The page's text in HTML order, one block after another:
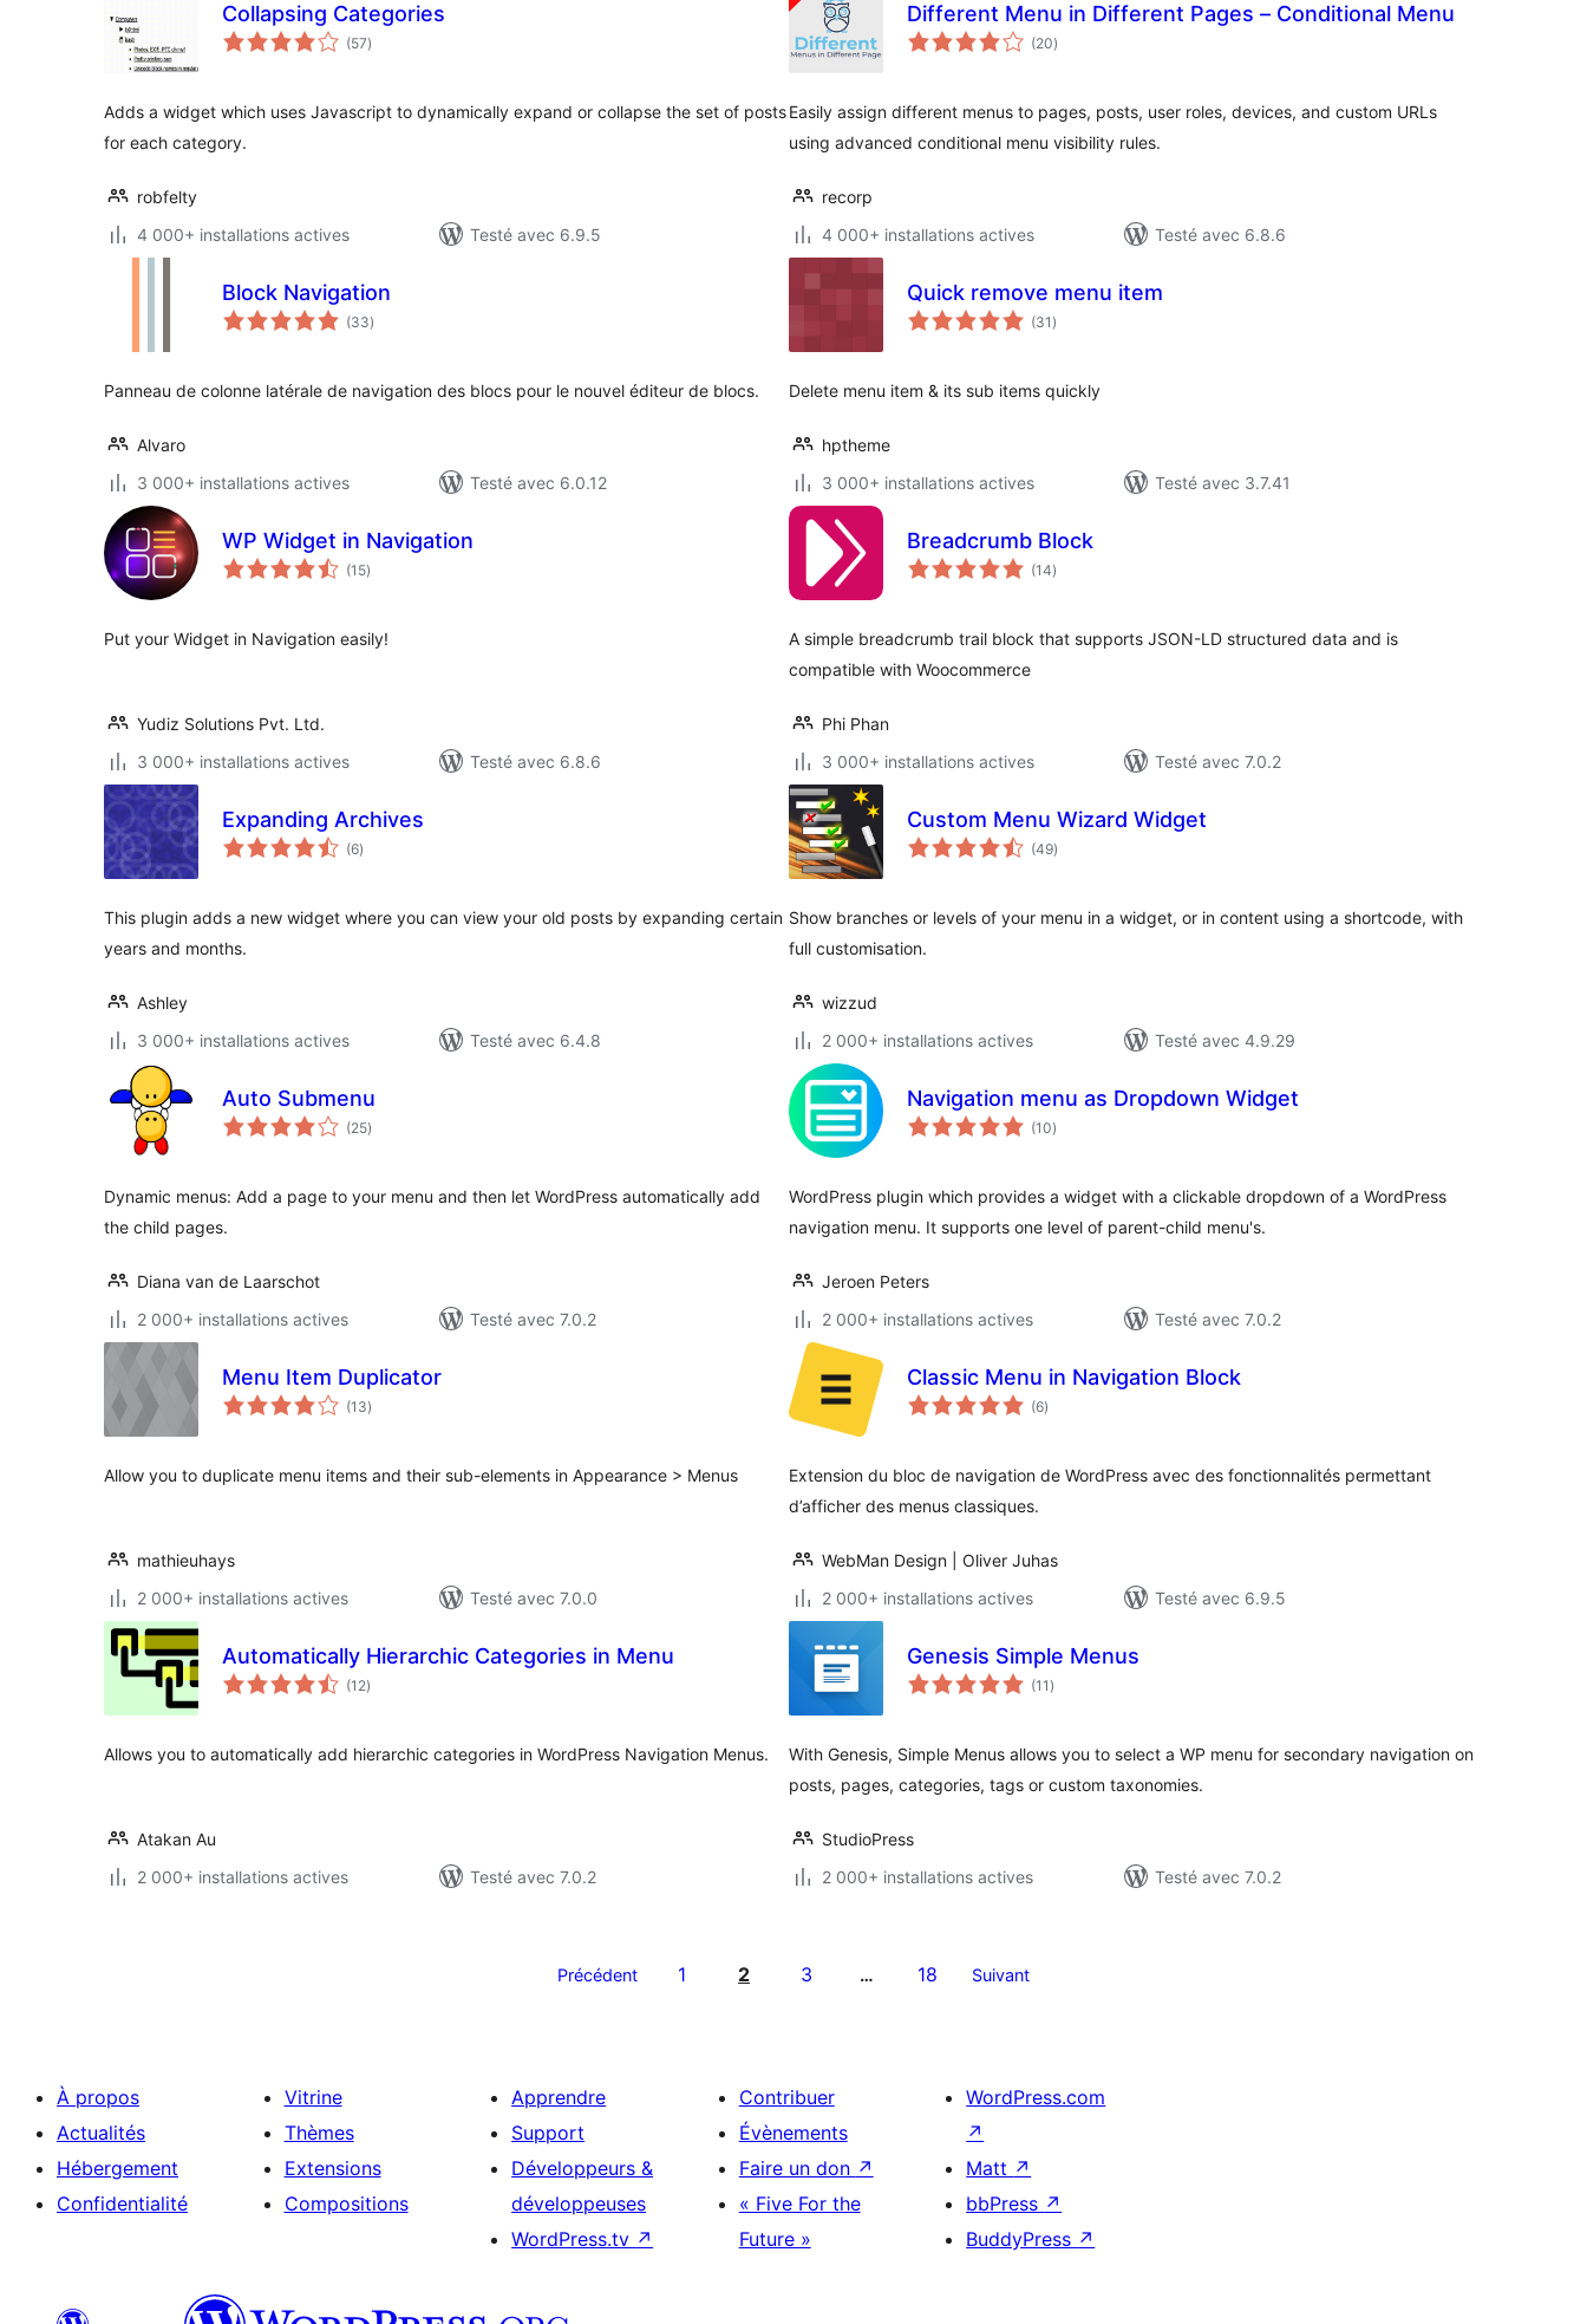
Collapsing Categories
(57notes
en
)
Adds a widget which uses Javascript to dynamically expand or collapse the set of posts
for each category.
robfelty
4 000+ installations actives
Testé avec 6.9.5
Different Menu in Different Pages – Conditional Menu
(20notes
en
)
Easily assign different menus to pages, posts, user roles, devices, and custom URLs
using advanced conditional menu visibility rules.
recorp
4 000+ installations actives
Testé avec 6.8.6
Block Navigation
(33notes
en
)
Panneau de colonne latérale de navigation des blocs pour le nouvel éditeur de blocs.
Alvaro
3 000+ installations actives
Testé avec 6.0.12
Quick remove menu item
(31 notes
en
)
Delete menu item & its sub items quickly
hptheme
3 000+ installations actives
Testé avec 3.7.41
WP Widget in Navigation
(15notes
en
)
Put your Widget in Navigation easily!
Yudiz Solutions Pvt. Ltd.
3 000+ installations actives
Testé avec 6.8.6
Breadcrumb Block
(14notes
en
)
A simple breadcrumb trail block that supports JSON-LD structured data and is
compatible with Woocommerce
Phi Phan
3 000+ installations actives
Testé avec 7.0.2
Expanding Archives
(6notes
en
)
This plugin adds a new widget where you can view your old posts by expanding certain
years and months.
Ashley
3 000+ installations actives
Testé avec 6.4.8
Custom Menu Wizard Widget
(49notes
en
)
Show branches or levels of your menu in a widget, or in content using a shortcode, with
full customisation.
wizzud
2 000+ installations actives
Testé avec 4.9.29
Auto Submenu
(25notes
en
)
Dynamic menus: Add a page to your menu and then let WordPress automatically add
the child pages.
Diana van de Laarschot
2 000+ installations actives
Testé avec 7.0.2
Navigation menu as Dropdown Widget
(10notes
en
)
WordPress plugin which provides a widget with a clickable dropdown of a WordPress
navigation menu. It supports one level of parent-child menu's.
Jeroen Peters
2 000+ installations actives
Testé avec 7.0.2
Menu Item Duplicator
(13notes
en
)
Allow you to duplicate menu items and their sub-elements in Appearance > Menus
mathieuhays
2 000+ installations actives
Testé avec 7.0.0
Classic Menu in Navigation Block
(6notes
en
)
Extension du bloc de navigation de WordPress avec des fonctionnalités permettant
d’afficher des menus classiques.
WebMan Design | Oliver Juhas
2 000+ installations actives
Testé avec 6.9.5
Automatically Hierarchic Categories in Menu
(12notes
en
)
Allows you to automatically add hierarchic categories in WordPress Navigation Menus.
Atakan Au
2 000+ installations actives
Testé avec 7.0.2
Genesis Simple Menus
(11 notes
en
)
With Genesis, Simple Menus allows you to select a WP menu for secondary navigation on
posts, pages, categories, tags or custom taxonomies.
StudioPress
2 000+ installations actives
Testé avec 7.0.2
Précédent 1 2 3 … 18 Suivant
À propos
Actualités
Hébergement
Confidentialité
Vitrine
Thèmes
Extensions
Compositions
Apprendre
Support
Développeurs &
développeuses
WordPress.tv ↗
Contribuer
Évènements
Faire un don ↗
« Five For the
Future »
WordPress.com
↗
Matt ↗
bbPress ↗
BuddyPress ↗